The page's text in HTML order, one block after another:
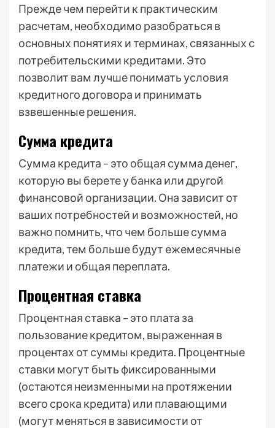
Прежде чем перейти к практическим
расчетам, необходимо разобраться в
основных понятиях и терминах, связанных с
потребительскими кредитами. Это
позволит вам лучше понимать условия
кредитного договора и принимать
взвешенные решения.
Сумма кредита
Сумма кредита – это общая сумма денег,
которую вы берете у банка или другой
финансовой организации. Она зависит от
ваших потребностей и возможностей, но
важно помнить, что чем больше сумма
кредита, тем больше будут ежемесячные
платежи и общая переплата.
Процентная ставка
Процентная ставка – это плата за
пользование кредитом, выраженная в
процентах от суммы кредита. Процентные
ставки могут быть фиксированными
(остаются неизменными на протяжении
всего срока кредита) или плавающими
(могут меняться в зависимости от